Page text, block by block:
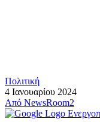
Πολιτική
4 Ιανουαρίου 2024
Από NewsRoom2